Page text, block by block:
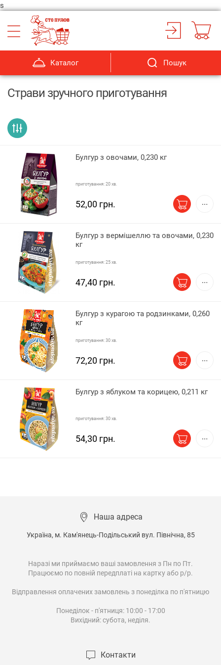
s
Каталог Пошук
Страви зручного приготування
Булгур з овочами, 0,230 кг
приготування: 20 хв.
52,00 грн.
Булгур з вермішеллю та овочами, 0,230
кг
приготування: 25 хв.
47,40 грн.
Булгур з курагою та родзинками, 0,260
кг
приготування: 30 хв.
72,20 грн.
Булгур з яблуком та корицею, 0,211 кг
приготування: 30 хв.
54,30 грн.
Наша адреса
Україна, м. Кам'янець-Подільський вул. Північна, 85
Наразі ми приймаємо ваші замовлення з Пн по Пт.
Працюємо по повній передплаті на картку або р/р.
Відправлення оплачених замовлень з понеділка по п'ятницю
Понеділок - п'ятниця: 10:00 - 17:00
Вихідний: субота, неділя.
Контакти